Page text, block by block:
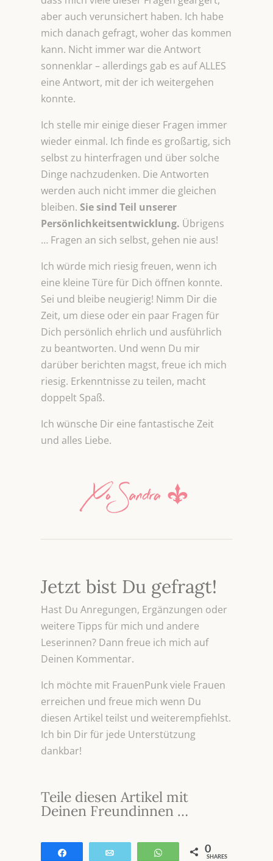
aber auch verunsichert haben. Ich habe
mich danach gefragt, woher das kommen
kann. Nicht immer war die Antwort
sonnenklar – allerdings gab es auf ALLES
eine Antwort, mit der ich weitergehen
konnte.
Ich stelle mir einige dieser Fragen immer
wieder einmal. Ich finde es großartig, sich
selbst zu hinterfragen und über solche
Dinge nachzudenken. Die Antworten
werden auch nicht immer die gleichen
bleiben.Sie sind Teil unserer
Persönlichkeitsentwicklung. Übrigens
… Fragen an sich selbst, gehen nie aus!
Ich würde mich riesig freuen, wenn ich
eine kleine Türe für Dich öffnen konnte.
Sei und bleibe neugierig! Nimm Dir die
Zeit, um diese oder ein paar Fragen für
Dich persönlich ehrlich und ausführlich
zu beantworten. Und wenn Du mir
darüber berichten magst, freue ich mich
riesig. Erkenntnisse zu teilen, macht
doppelt Spaß.
Ich wünsche Dir eine fantastische Zeit
und alles Liebe.
Jetzt bist Du gefragt!
Hast Du Anregungen, Ergänzungen oder
weitere Tipps für mich und andere
Leserinnen? Dann freue ich mich auf
Deinen Kommentar.
Ich möchte mit FrauenPunk viele Frauen
erreichen und freue mich wenn Du
diesen Artikel teilst und weiterempfiehlst.
Ich bin Dir für jede Unterstützung
dankbar!
Teile diesen Artikel mit
Deinen Freundinnen …
WhatsApp
0
SHARES